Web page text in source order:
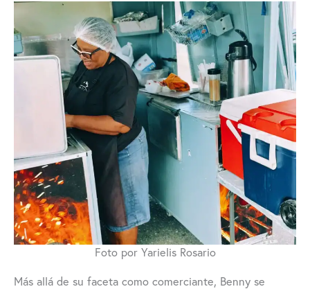
Foto por Yarielis Rosario
Más allá de su faceta como comerciante, Benny se